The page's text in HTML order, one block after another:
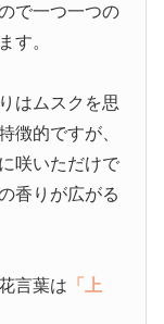
で一つ一つの
す。
はムスクを思
徴的ですが、
咲いただけで
香りが広がる
言葉は 「上